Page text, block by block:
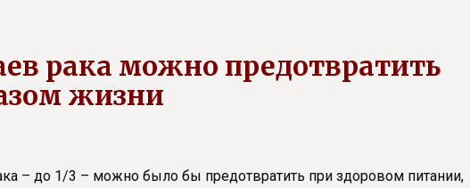
рака можно предотвратить
жизни
– до 1/3 – можно было бы предотвратить при здоровом питании,